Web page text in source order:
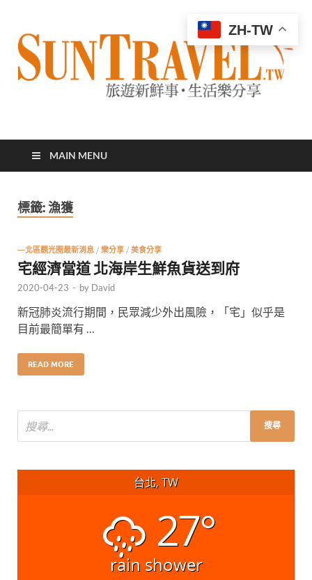
太陽網
MAIN MENU
標籤:漁獲
—北區觀光圈最新消息 / 樂分享 / 美食分享
宅經濟當道 北海岸生鮮魚貨送到府
2020-04-23 - by David
新冠肺炎流行期間，民眾減少外出風險，「宅」似乎是
目前最簡單有 …
READ MORE
台北, TW
27°
rain shower
ZH-TW